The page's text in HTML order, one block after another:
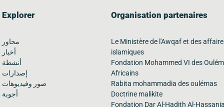
Explorer
محاور
أخبار
أنشطة
إصدارات
صور وفيديوهات
أجوبة
Organisation partenaires
Le Ministère de l'Awqaf et des
islamiques
Fondation Mohammed VI des
Africains
Rabita mohammadia des oulémas
Doctrine malikite
Fondation Dar Al-Hadith Al-Hassania